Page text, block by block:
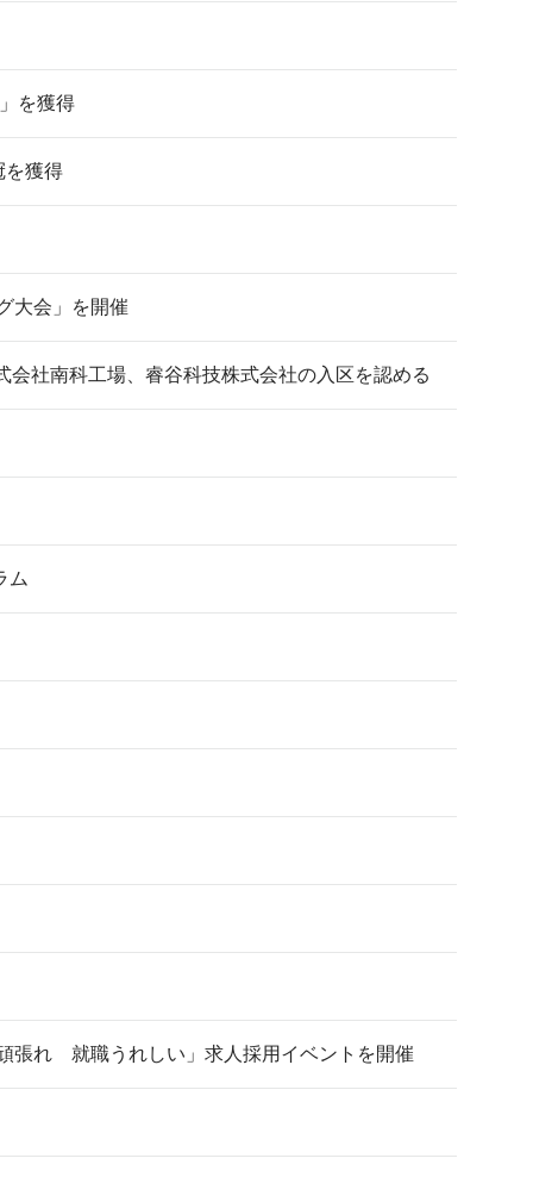
を獲得
を獲得
大会」を開催
社南科工場、睿谷科技株式会社の入区を認める
ム
張れ 就職うれしい」求人採用イベントを開催